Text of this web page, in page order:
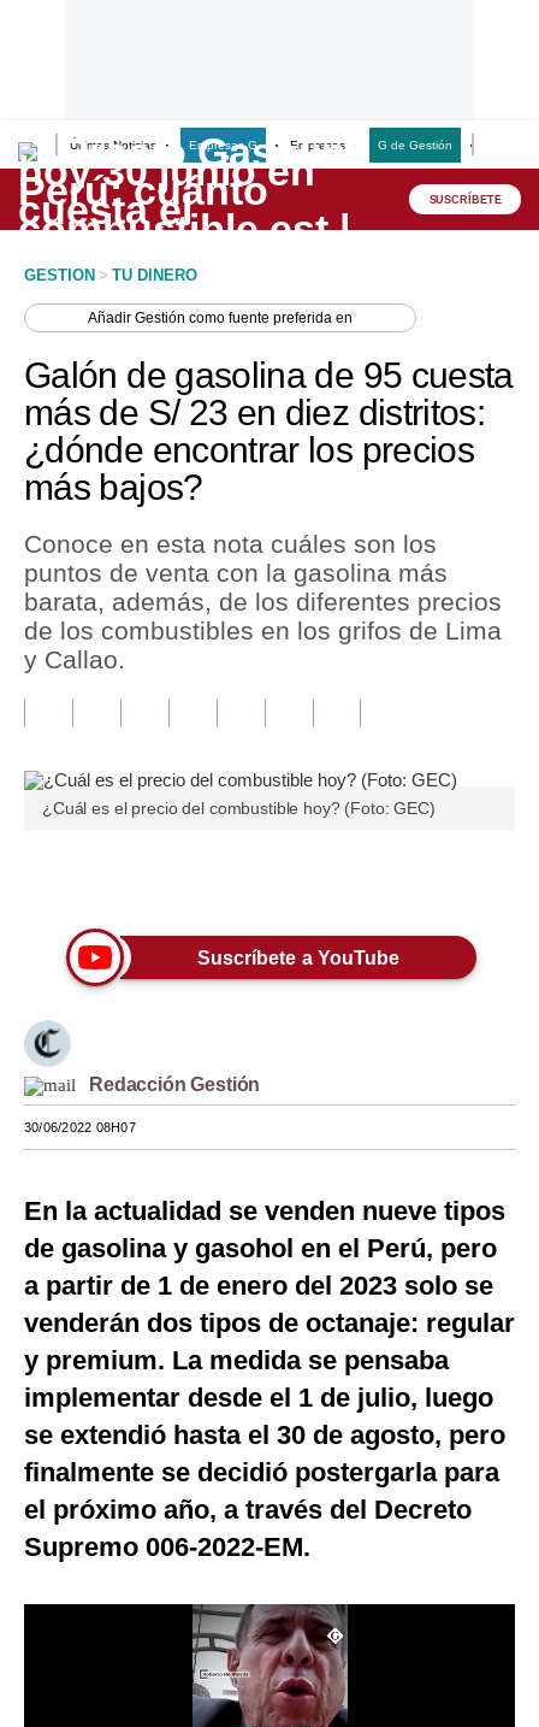
Últimas Noticias Empresas G Empresas G de Gestión
Lo último
Peru Quiosco
Economía
Mercados
Perú
Política
Tu Dinero
Finanzas Personales
Plus G
Opinión
Tendencias
Lujo
Viajes
Mundo
EEUU
España
Internacional
Club del Suscriptor
Mix
SUSCRÍBETE
GESTION > TU DINERO
AñadirGestión como fuente preferida en
Galón de gasolina de 95 cuesta
más de S/ 23 en diez distritos:
¿dónde encontrar los precios
más bajos?
Conoce en esta nota cuáles son los
puntos de venta con la gasolina más
barata, además, de los diferentes precios
de los combustibles en los grifos de Lima
y Callao.
¿Cuál es el precio del combustible hoy? (Foto: GEC)
Suscríbete a YouTube
Redacción Gestión
30/06/2022 08H07
En la actualidad se venden nueve tipos
de gasolina y gasohol en el Perú, pero
a partir de 1 de enero del 2023 solo se
venderán dos tipos de octanaje: regular
y premium. La medida se pensaba
implementar desde el 1 de julio, luego
se extendió hasta el 30 de agosto, pero
finalmente se decidió postergarla para
el próximo año, a través del Decreto
Supremo 006-2022-EM.